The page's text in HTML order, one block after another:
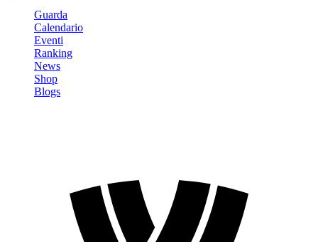
Guarda
Calendario
Eventi
Ranking
News
Shop
Blogs